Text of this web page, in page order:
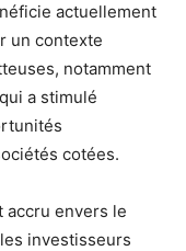
actuellement
un contexte
notamment
a stimulé
cotées.
accru envers le
investisseurs